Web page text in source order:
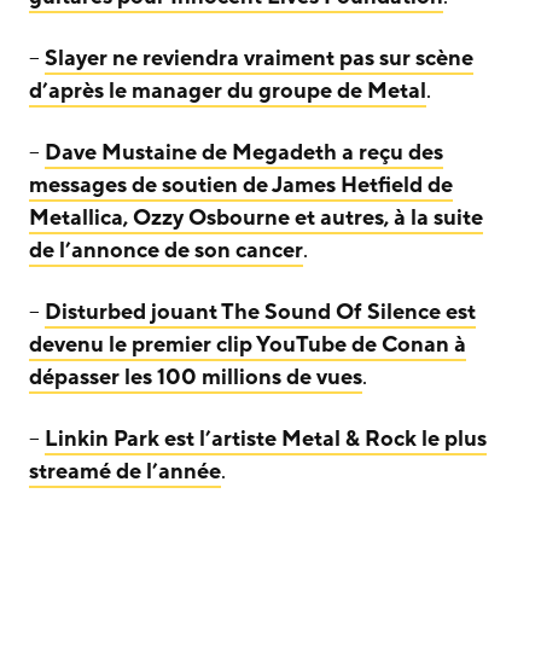
– Slayer ne reviendra vraiment pas sur scène
d’après le manager du groupe de Metal.
– Dave Mustaine de Megadeth a reçu des
messages de soutien de James Hetfield de
Metallica, Ozzy Osbourne et autres, à la suite
de l’annonce de son cancer.
– Disturbed jouant The Sound Of Silence est
devenu le premier clip YouTube de Conan à
dépasser les 100 millions de vues.
– Linkin Park est l’artiste Metal & Rock le plus
streamé de l’année.